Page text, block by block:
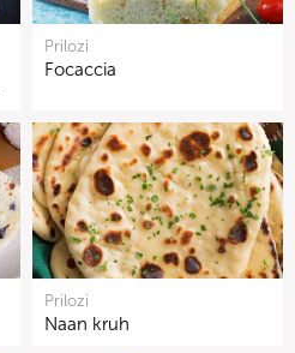
Prilozi
Focaccia
Prilozi
Naan kruh